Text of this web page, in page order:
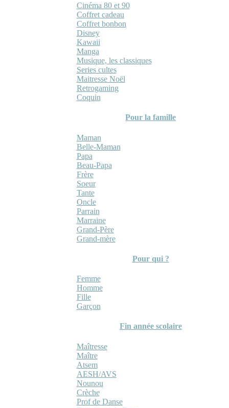
Cinéma 80 et 90
Coffret cadeau
Coffret bonbon
Disney
Kawaii
Manga
Musique, les classiques
Series cultes
Maitresse Noël
Retrogaming
Coquin
Pour la famille
Maman
Belle-Maman
Papa
Beau-Papa
Frère
Soeur
Tante
Oncle
Parrain
Marraine
Grand-Père
Grand-mère
Pour qui ?
Femme
Homme
Fille
Garçon
Fin année scolaire
Maîtresse
Maître
Atsem
AESH/AVS
Nounou
Crèche
Prof de Danse